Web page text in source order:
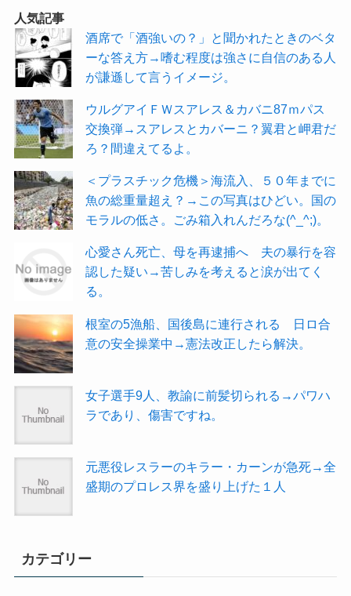
人気記事
酒席で「酒強いの？」と聞かれたときのベタ
ーな答え方→嗜む程度は強さに自信のある人
が謙遜して言うイメージ。
ウルグアイＦＷスアレス＆カバニ87ｍパス
交換弾→スアレスとカバーニ？翼君と岬君だ
ろ？間違えてるよ。
＜プラスチック危機＞海流入、５０年までに
魚の総重量超え？→この写真はひどい。国の
モラルの低さ。ごみ箱入れんだろな(^_^;)。
心愛さん死亡、母を再逮捕へ 夫の暴行を容
認した疑い→苦しみを考えると涙が出てく
る。
根室の5漁船、国後島に連行される 日ロ合
意の安全操業中→憲法改正したら解決。
女子選手9人、教諭に前髪切られる→パワハ
ラであり、傷害ですね。
元悪役レスラーのキラー・カーンが急死→全
盛期のプロレス界を盛り上げた１人
カテゴリー